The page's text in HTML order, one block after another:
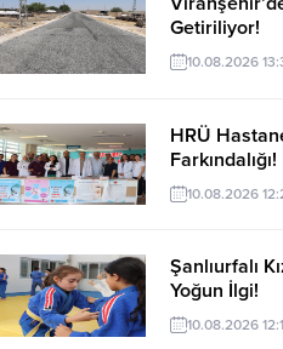
Getiriliyor!
10.08.2026
HRÜ
Farkındalığı!
10.08.2026
Şanlıurfalı
Yoğun İlgi!
10.08.2026